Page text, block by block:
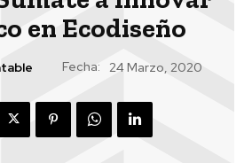
en Ecodiseño
Fecha: 24 Marzo, 2020